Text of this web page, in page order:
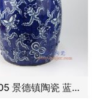
RZMV05 景德镇陶瓷 蓝底 手绘青花 蝴蝶图案 圆凳 凉墩